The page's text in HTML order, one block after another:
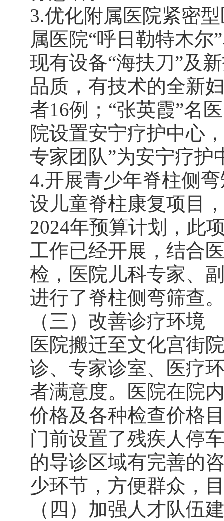
3.优化附属医院紧密
属医院“呼日勒特木尔
现有设备“海扶刀”及
品质，有技术的全新
者16例；“张英霞”名
院设置安宁疗护中心
专家团队”为安宁疗护
4.开展青少年脊柱侧
设儿童脊柱康复项目
2024年预算计划，此
工作已经开展，结合
检，医院儿科专家、
进行了脊柱侧弯筛查
（三）改善诊疗环境
医院搬迁至文化宫街
诊、专家诊室、医疗
者满意度。医院在院
价格及各种检查价格
门前设置了残疾人停
的导诊区域有完善的
少环节，方便群众，
（四）加强人才队伍